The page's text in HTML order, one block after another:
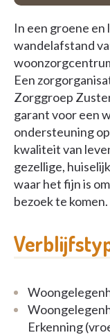
In een groene en
wandelafstand
Een
Zorggroep
garant voor een
ondersteuning
kwaliteit van
gezellige,
waar het fijn is
bezoek te komen.
Erkenning